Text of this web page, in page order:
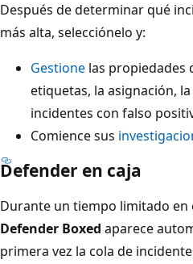
Después de determinar qué
más alta, selecciónelo y:
Gestione las propiedades
etiquetas, la asignación,
incidentes con falso
Comience sus
Defender en caja
Durante un tiempo limitado en
Defender Boxed aparece
primera vez la cola de